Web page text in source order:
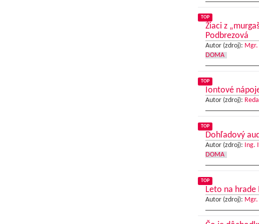
TOP
Žiaci z
Podbrezová
Autor (zdroj):
DOMA
TOP
Iontové
Autor (zdroj):
TOP
Dohľadový
Autor (zdroj): Ing.
DOMA
TOP
Leto na
Autor (zdroj):